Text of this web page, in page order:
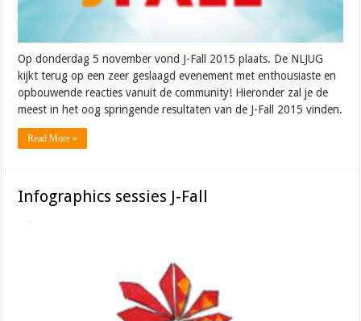
Op donderdag 5 november vond J-Fall 2015 plaats. De NLJUG
kijkt terug op een zeer geslaagd evenement met enthousiaste en
opbouwende reacties vanuit de community! Hieronder zal je de
meest in het oog springende resultaten van de J-Fall 2015 vinden.
Read More »
Infographics sessies J-Fall